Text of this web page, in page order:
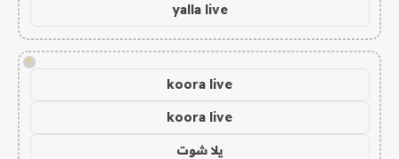
yalla live
!
koora live
koora live
يلا شوت